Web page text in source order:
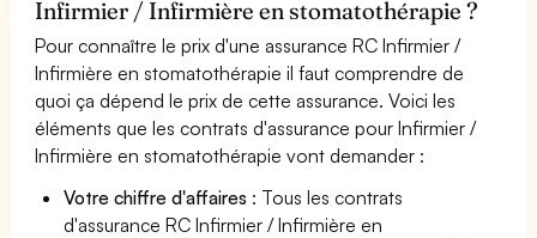
Infirmier / Infirmière en stomatothérapie ?
Pour connaître le prix d'une assurance RC Infirmier /
Infirmière en stomatothérapie il faut comprendre de
quoi ça dépend le prix de cette assurance. Voici les
éléments que les contrats d'assurance pour Infirmier /
Infirmière en stomatothérapie vont demander :
Votre chiffre d'affaires : Tous les contrats
d'assurance RC Infirmier / Infirmière en